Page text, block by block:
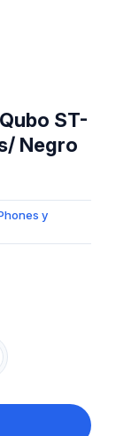
ST-
Negro
y